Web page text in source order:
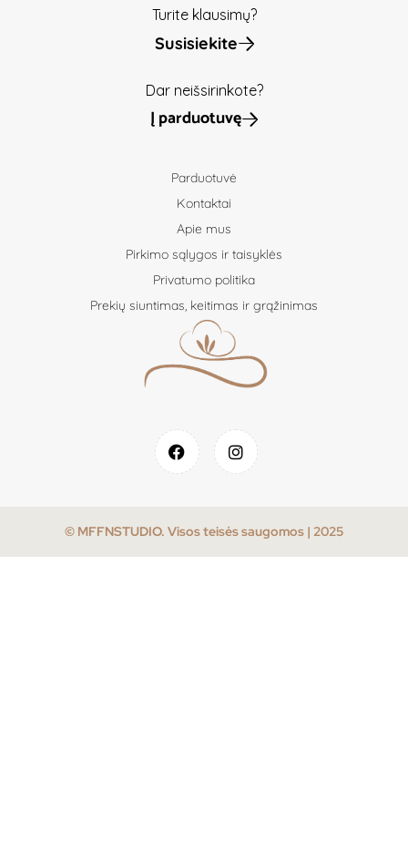
Turite klausimų?
Susisiekite
Dar neišsirinkote?
Į parduotuvę
Parduotuvė
Kontaktai
Apie mus
Pirkimo sąlygos ir taisyklės
Privatumo politika
Prekių siuntimas, keitimas ir grąžinimas
© MFFNSTUDIO. Visos teisės saugomos | 2025